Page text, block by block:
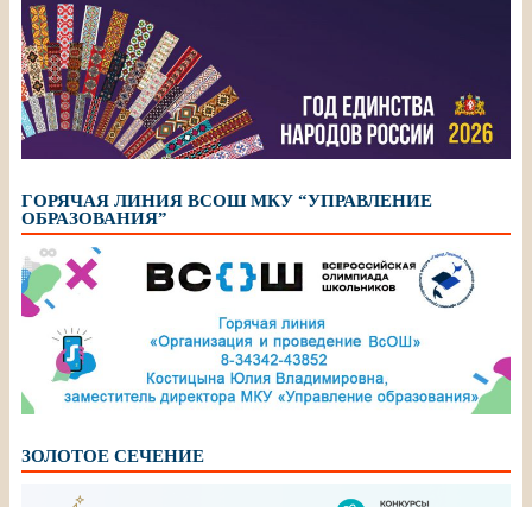
ГОРЯЧАЯ ЛИНИЯ ВСОШ МКУ “УПРАВЛЕНИЕ
ОБРАЗОВАНИЯ”
ЗОЛОТОЕ СЕЧЕНИЕ